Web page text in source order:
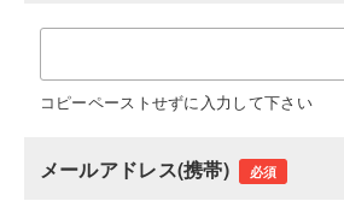
コピーペーストせずに入力して下さい
メールアドレス(携帯) 必須